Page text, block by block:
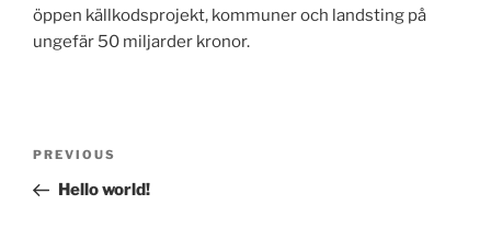
öppen källkodsprojekt, kommuner och landsting på
ungefär 50 miljarder kronor.
Previous
Post
PREVIOUS
Hello world!